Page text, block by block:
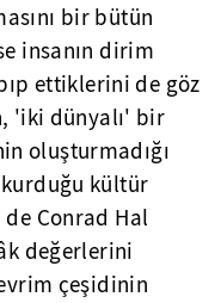
bir bütün
insanın dirim
ettiklerini de göz
'iki dünyalı' bir
oluşturmadığı
kültür
Conrad Hal
değerlerini
çeşidinin